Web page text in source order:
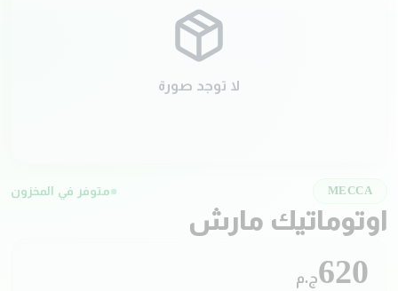
لا توجد صورة
MECCA متوفر في المخزون
اوتوماتيك مارش
620ج.م